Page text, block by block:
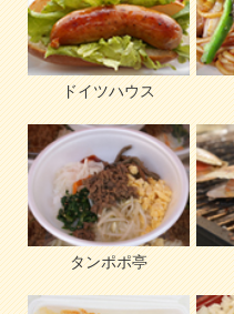
ドイツハウス
タンポポ亭